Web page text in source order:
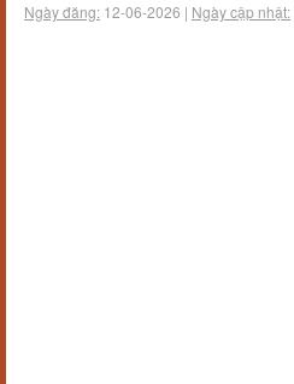
Ngày đăng: 12-06-2026 | Ngày cập nhật: